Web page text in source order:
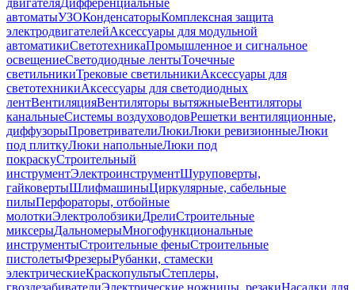
двигателяДифференциальные
автоматыУЗОКонденсаторыКомплексная защита
электродвигателейАксессуары для модульной
автоматикиСветотехникаПромышленное и сигнальное
освещениеСветодиодные лентыТочечные
светильникиТрековые светильникиАксессуары для
светотехникиАксессуары для светодиодных
лентВентиляцияВентиляторы вытяжныеВентиляторы
канальныеСистемы воздуховодовРешетки вентиляционные,
диффузорыПроветривателиЛюкиЛюки ревизионныеЛюки
под плиткуЛюки напольныеЛюки под
покраскуСтроительный
инструментЭлектроинструментШуруповерты,
гайковертыШлифмашиныЦиркулярные, сабельные
пилыПерфораторы, отбойные
молоткиЭлектролобзикиДрелиСтроительные
миксерыДальномерыМногофункциональные
инструментыСтроительные феныСтроительные
пистолетыФрезерыРубанки, стамески
электрическиеКраскопультыСтеплеры,
гвоздезабивателиЭлектрические ножницы, резакиНасадки для